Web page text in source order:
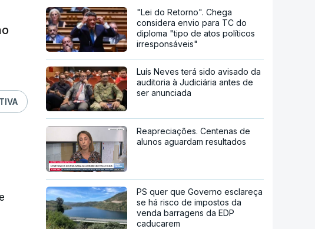
"Lei do Retorno". Chega
considera envio para TC do
diploma "tipo de atos políticos
irresponsáveis"
Luís Neves terá sido avisado da
auditoria à Judiciária antes de
ser anunciada
Reapreciações. Centenas de
alunos aguardam resultados
PS quer que Governo esclareça
se há risco de impostos da
venda barragens da EDP
caducarem